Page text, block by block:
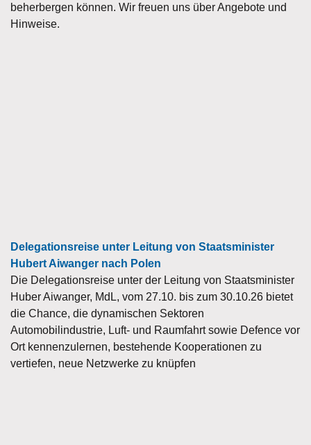
beherbergen können. Wir freuen uns über Angebote und
Hinweise.
Delegationsreise unter Leitung von Staatsminister
Hubert Aiwanger nach Polen
Die Delegationsreise unter der Leitung von Staatsminister
Huber Aiwanger, MdL, vom 27.10. bis zum 30.10.26 bietet
die Chance, die dynamischen Sektoren
Automobilindustrie, Luft- und Raumfahrt sowie Defence vor
Ort kennenzulernen, bestehende Kooperationen zu
vertiefen, neue Netzwerke zu knüpfen